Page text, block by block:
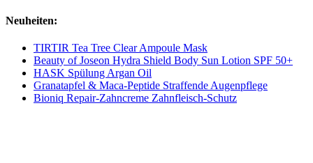
Neuheiten:
TIRTIR Tea Tree Clear Ampoule Mask
Beauty of Joseon Hydra Shield Body Sun Lotion SPF 50+
HASK Spülung Argan Oil
Granatapfel & Maca-Peptide Straffende Augenpflege
Bioniq Repair-Zahncreme Zahnfleisch-Schutz